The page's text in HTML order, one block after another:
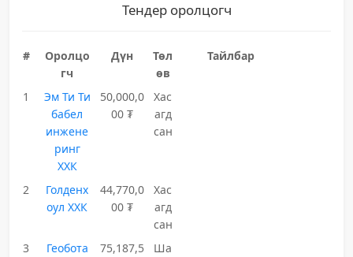
Тендер оролцогч
#
Оролцо
гч
Дүн
Төл
өв
Тайлбар
1
Эм Ти Ти
бабел
инжене
ринг
ХХК
50,000,0
00 ₮
Хас
агд
сан
2
Голденх
оул ХХК
44,770,0
00 ₮
Хас
агд
сан
3
Геобота
75,187,5
Ша